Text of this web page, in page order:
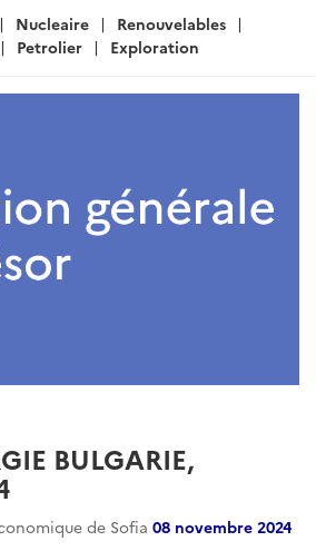
Nucleaire
Renouvelables
Petrolier Exploration
BULGARIE,
de Sofia 08 novembre 2024